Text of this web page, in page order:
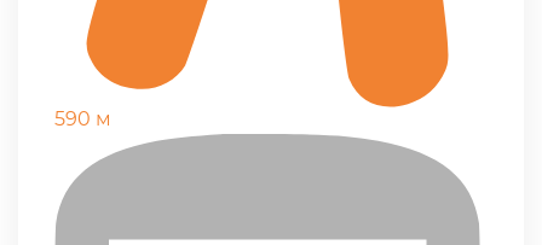
590 м